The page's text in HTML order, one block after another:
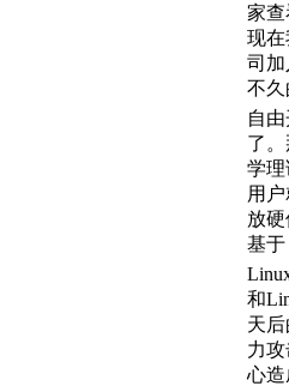
家查
现
司
不久
自
了
学
用
放
基于
和
天
力
心